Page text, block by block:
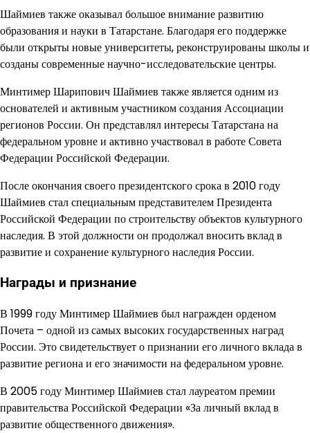
Шаймиев также оказывал большое внимание развитию
образования и науки в Татарстане. Благодаря его поддержке
были открыты новые университеты, реконструированы школы и
созданы современные научно-исследовательские центры.
Минтимер Шарипович Шаймиев также является одним из
основателей и активным участником создания Ассоциации
регионов России. Он представлял интересы Татарстана на
федеральном уровне и активно участвовал в работе Совета
Федерации Российской Федерации.
После окончания своего президентского срока в 2010 году
Шаймиев стал специальным представителем Президента
Российской Федерации по строительству объектов культурного
наследия. В этой должности он продолжал вносить вклад в
развитие и сохранение культурного наследия России.
Награды и признание
В 1999 году Минтимер Шаймиев был награжден орденом
Почета – одной из самых высоких государственных наград
России. Это свидетельствует о признании его личного вклада в
развитие региона и его значимости на федеральном уровне.
В 2005 году Минтимер Шаймиев стал лауреатом премии
правительства Российской Федерации «За личный вклад в
развитие общественного движения».